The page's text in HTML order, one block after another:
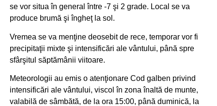
se vor situa în general între -7 şi 2 grade. Local se va
produce brumă şi îngheţ la sol.
Vremea se va menţine deosebit de rece, temporar vor fi
precipitaţii mixte şi intensificări ale vântului, până spre
sfârşitul săptămânii viitoare.
Meteorologii au emis o atenţionare Cod galben privind
intensificări ale vântului, viscol în zona înaltă de munte,
valabilă de sâmbătă, de la ora 15:00, până duminică, la